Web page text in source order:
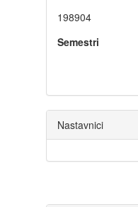
198904
Semestri
Nastavnici